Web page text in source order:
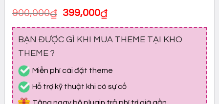
900,000₫ Giá
là:
900,000₫.
399,000₫Giá
là:
BẠN ĐƯỢC GÌ KHI MUA THEME TẠI KHO
THEME ?
Miễn phí cài đặt theme
Hỗ trợ kỹ thuật khi có sự cố